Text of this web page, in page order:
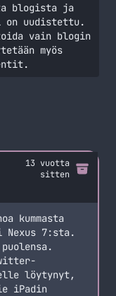
blogista ja
on uudistettu.
vain blogin
myös
13 vuotta
sitten
kummasta
Nexus 7:sta.
löytynyt,
iPadin